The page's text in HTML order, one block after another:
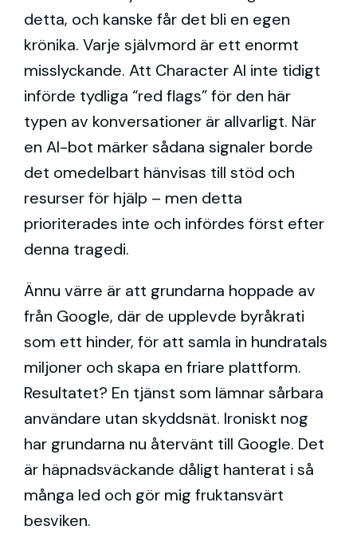
detta, och kanske får det bli en egen
krönika. Varje självmord är ett enormt
misslyckande. Att Character AI inte tidigt
införde tydliga “red flags” för den här
typen av konversationer är allvarligt. När
en AI-bot märker sådana signaler borde
det omedelbart hänvisas till stöd och
resurser för hjälp – men detta
prioriterades inte och infördes först efter
denna tragedi.
Ännu värre är att grundarna hoppade av
från Google, där de upplevde byråkrati
som ett hinder, för att samla in hundratals
miljoner och skapa en friare plattform.
Resultatet? En tjänst som lämnar sårbara
användare utan skyddsnät. Ironiskt nog
har grundarna nu återvänt till Google. Det
är häpnadsväckande dåligt hanterat i så
många led och gör mig fruktansvärt
besviken.